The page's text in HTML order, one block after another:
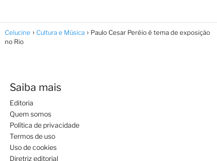
Celucine Cultura e Música
Paulo Cesar Peréio é tema de exposição
no Rio
Saiba mais
Editoria
Quem somos
Política de privacidade
Termos de uso
Uso de cookies
Diretriz editorial